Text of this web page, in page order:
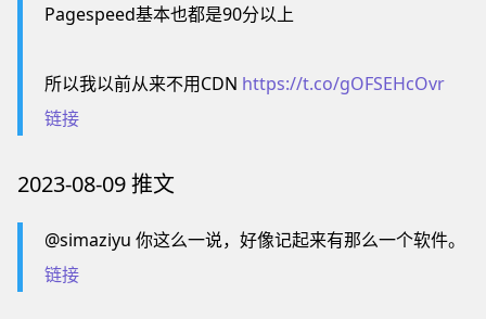
Pagespeed基本也都是90分以上
所以我以前从来不用CDN https://t.co/gOFSEHcOvr
链接
2023-08-09 推文
@simaziyu 你这么一说，好像记起来有那么一个软件。
链接